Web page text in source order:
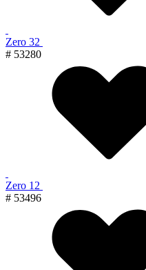
Zero 32
# 53280
Zero 12
# 53496